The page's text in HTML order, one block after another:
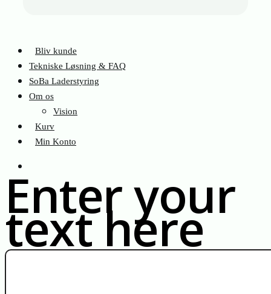
Bliv kunde
Tekniske Løsning & FAQ
SoBa Laderstyring
Om os
Vision
Kurv
Min Konto
Enter your
text here